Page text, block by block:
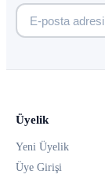
Üyelik
Yeni Üyelik
Üye Girişi